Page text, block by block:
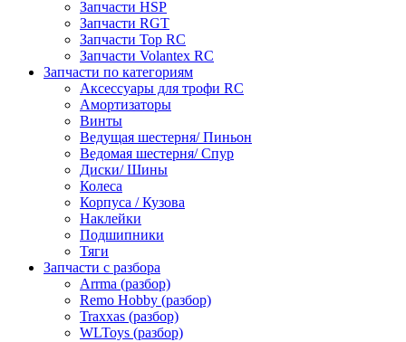
Запчасти HSP
Запчасти RGT
Запчасти Top RC
Запчасти Volantex RC
Запчасти по категориям
Аксессуары для трофи RC
Амортизаторы
Винты
Ведущая шестерня/ Пиньон
Ведомая шестерня/ Спур
Диски/ Шины
Колеса
Корпуса / Кузова
Наклейки
Подшипники
Тяги
Запчасти с разбора
Arrma (разбор)
Remo Hobby (разбор)
Traxxas (разбор)
WLToys (разбор)